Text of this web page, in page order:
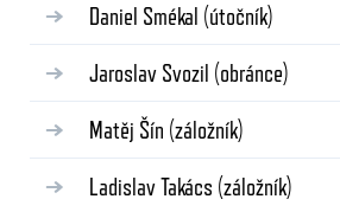
Daniel Smékal (útočník)
Jaroslav Svozil (obránce)
Matěj Šín (záložník)
Ladislav Takács (záložník)